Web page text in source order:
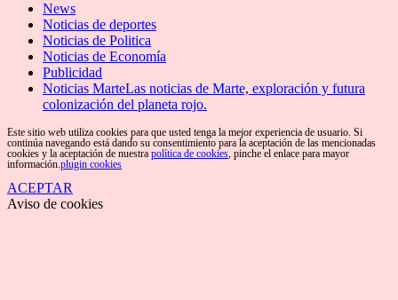
News
Noticias de deportes
Noticias de Politica
Noticias de Economía
Publicidad
Noticias MarteLas noticias de Marte, exploración y futura
colonización del planeta rojo.
Este sitio web utiliza cookies para que usted tenga la mejor experiencia de usuario. Si
continúa navegando está dando su consentimiento para la aceptación de las mencionadas
cookies y la aceptación de nuestra política de cookies, pinche el enlace para mayor
información.plugin cookies
ACEPTAR
Aviso de cookies